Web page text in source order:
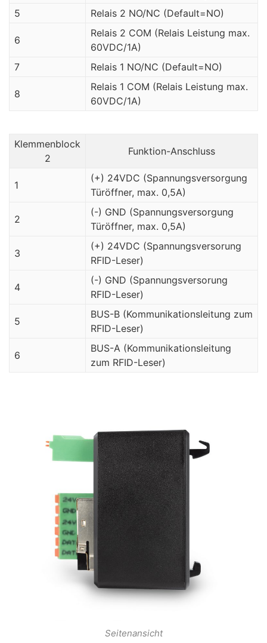
5
Relais 2 NO/NC (Default=NO)
6
Relais 2 COM (Relais Leistung max.
60VDC/1A)
7
Relais 1 NO/NC (Default=NO)
8
Relais 1 COM (Relais Leistung max.
60VDC/1A)
Klemmenblock
2
Funktion-Anschluss
1
(+) 24VDC (Spannungsversorgung
Türöffner, max. 0,5A)
2
(-) GND (Spannungsversorgung
Türöffner, max. 0,5A)
3
(+) 24VDC (Spannungsversorung
RFID-Leser)
4
(-) GND (Spannungsversorung
RFID-Leser)
5
BUS-B (Kommunikationsleitung zum
RFID-Leser)
6
BUS-A (Kommunikationsleitung
zum RFID-Leser)
Seitenansicht